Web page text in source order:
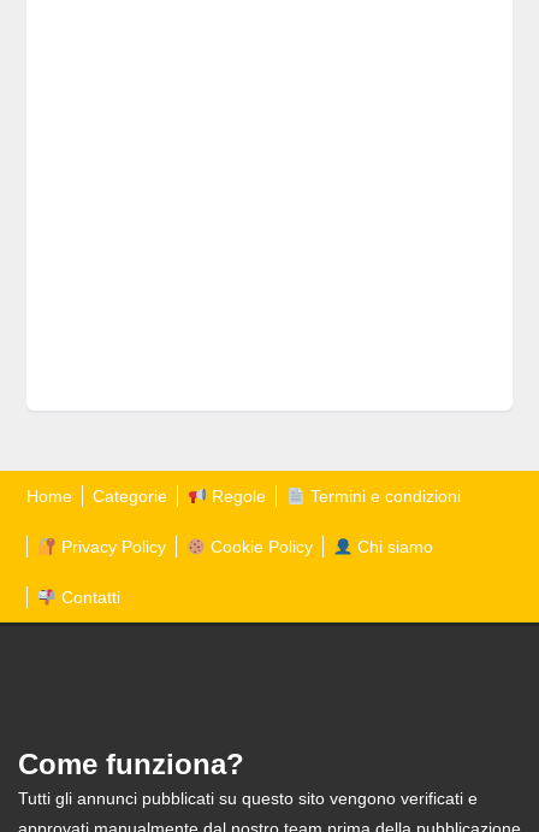
Home Categorie Regole Termini e condizioni
Privacy Policy Cookie Policy Chi siamo
Contatti
Come funziona?
Tutti gli annunci pubblicati su questo sito vengono verificati e